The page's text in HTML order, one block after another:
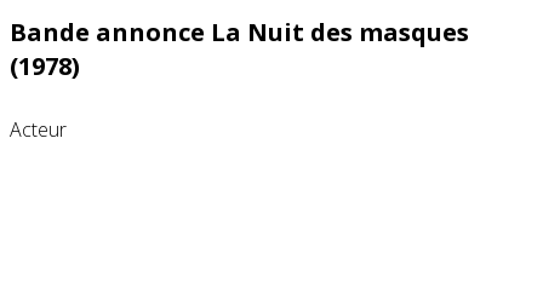
Bande annonce La Nuit des masques
(1978)
Acteur